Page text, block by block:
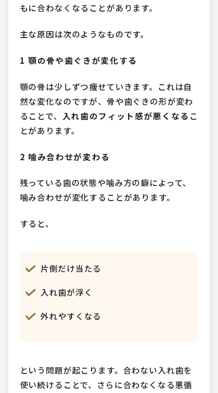
もに合わなくなることがあります。
主な原因は次のようなものです。
1 顎の骨や歯ぐきが変化する
顎の骨は少しずつ痩せていきます。これは自
然な変化なのですが、骨や歯ぐきの形が変わ
ることで、
入れ歯のフィット感が悪くなる こ
とがあります。
2 噛み合わせが変わる
残っている歯の状態や噛み方の癖によって、
噛み合わせが変化することがあります。
すると、
片側だけ当たる
入れ歯が浮く
外れやすくなる
という問題が起こります。合わない入れ歯を
使い続けることで、さらに合わなくなる悪循